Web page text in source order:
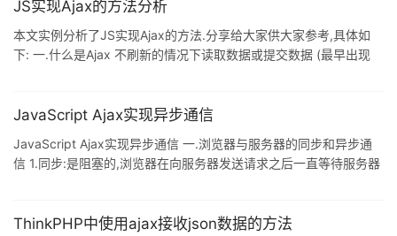
建一个 XMLHttpRequest 对象.如果不支持创建该对象的浏览器,则
xmlHttp; function cre
JS实现Ajax的方法分析
本文实例分析了JS实现Ajax的方法.分享给大家供大家参考,具体如
下: 一.什么是Ajax 不刷新的情况下读取数据或提交数据 (最早出现
服务器程序AMP) 二.使用Ajax 1.基础:请求并显示静态TXT文件
①Ajax里
JavaScript Ajax实现异步通信
JavaScript Ajax实现异步通信 一.浏览器与服务器的同步和异步通
信 1.同步:是阻塞的,浏览器在向服务器发送请求之后一直等待服务器
处理服务器响应. 二.没有Ajax之前浏览器是通过iframe来实现异步刷
ThinkPHP中使用ajax接收json数据的方法